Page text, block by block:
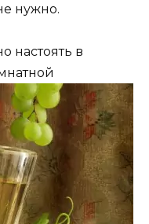
нужно.
настоять в